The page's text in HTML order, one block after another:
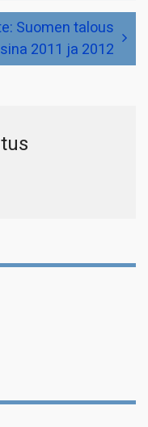
Suomen talous
2011 ja 2012